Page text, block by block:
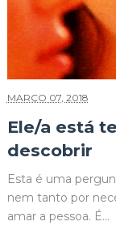
MARÇO 07, 2018
Ele/a está
descobrir
Esta é uma
nem tanto por
amar a pessoa. É...